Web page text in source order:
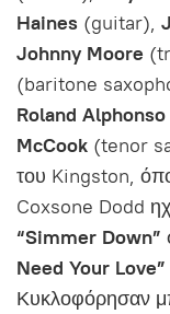
Haines (guitar),
Johnny Moore
(baritone
Roland Alphonso
McCook (tenor
του Kingston,
Coxsone Dodd
“Simmer Down”
Need Your Love”
Κυκλοφόρησαν